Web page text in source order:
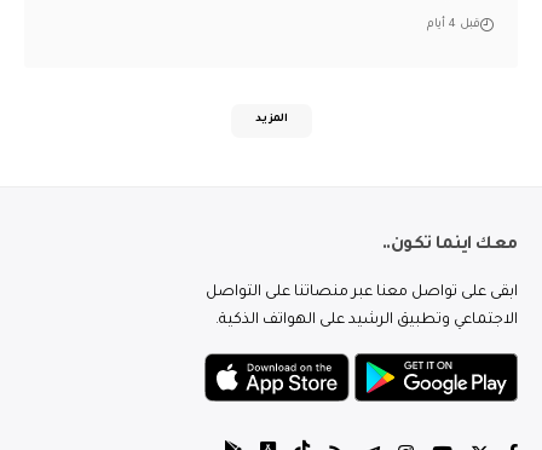
قبل 4 أيام
المزيد
معك اينما تكون..
ابقى على تواصل معنا عبر منصاتنا على التواصل
الاجتماعي وتطبيق الرشيد على الهواتف الذكية.